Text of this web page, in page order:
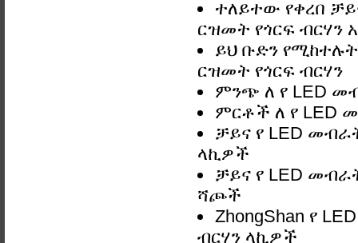
ተለይተው የቀረበ
ርዝመት የጎርፍ ብርሃን
ይህ ቡድን
ርዝመት የጎርፍ ብርሃን
ምንጭ ለ የ LED
ምርቶች ለ የ LED
ቻይና የ LED
ላኪዎች
ቻይና የ LED
ሻጮች
ZhongShan የ
ብርሃን ላኪዎች